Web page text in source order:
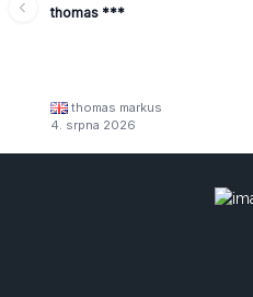
thomas ***
thomas markus
4. srpna 2026